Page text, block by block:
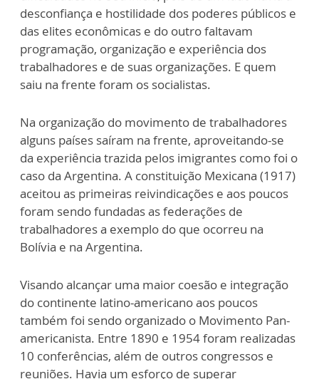
desconfiança e hostilidade dos poderes públicos e
das elites econômicas e do outro faltavam
programação, organização e experiência dos
trabalhadores e de suas organizações. E quem
saiu na frente foram os socialistas.
Na organização do movimento de trabalhadores
alguns países saíram na frente, aproveitando-se
da experiência trazida pelos imigrantes como foi o
caso da Argentina. A constituição Mexicana (1917)
aceitou as primeiras reivindicações e aos poucos
foram sendo fundadas as federações de
trabalhadores a exemplo do que ocorreu na
Bolívia e na Argentina.
Visando alcançar uma maior coesão e integração
do continente latino-americano aos poucos
também foi sendo organizado o Movimento Pan-
americanista. Entre 1890 e 1954 foram realizadas
10 conferências, além de outros congressos e
reuniões. Havia um esforço de superar